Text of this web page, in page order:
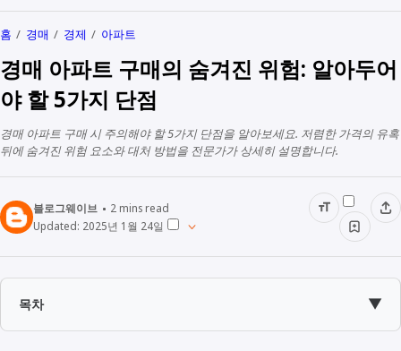
홈 경매 경제 아파트
경매 아파트 구매의 숨겨진 위험: 알아두어
야 할 5가지 단점
경매 아파트 구매 시 주의해야 할 5가지 단점을 알아보세요. 저렴한 가격의 유혹
뒤에 숨겨진 위험 요소와 대처 방법을 전문가가 상세히 설명합니다.
블로그웨이브 2 mins read
Updated: 2025년 1월 24일
목차 ▼